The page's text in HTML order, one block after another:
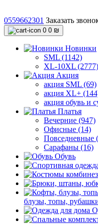
0559662301 Заказать
0 0 ₪
Новинки
SML (1142)
XL-10XL (2777)
Акция
акция SML (69)
акция XL+
акция обувь и
Платья
Вечерние (947)
Офисные (14)
Повседневные
Сарафаны (16)
Обувь
блузы, топы,